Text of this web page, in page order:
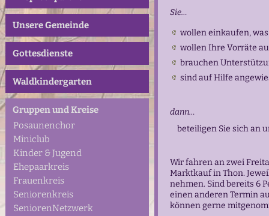
Unsere Gemeinde
Gottesdienste
Waldkindergarten
Gruppen und Kreise
Posaunenchor
Miniclub
Kinder & Jugend
Ehepaarkreis
Frauenkreis
Seniorenkreis
SeniorenNetzwerk
Sie…
wollen einkaufen,
wollen Ihre Vorräte
brauchen
sind auf Hilfe
dann…
beteiligen Sie sich an
Wir fahren an zwei
Marktkauf in Thon.
nehmen. Sind bereits 6
einen anderen Termin
können gerne